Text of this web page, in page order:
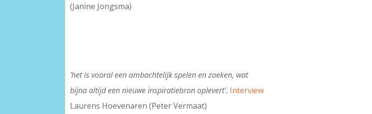
(Janine Jongsma)
'het is vooral een ambachtelijk spelen en zoeken, wat
bijna altijd een nieuwe inspiratiebron oplevert'. Interview
Laurens Hoevenaren (Peter Vermaat)